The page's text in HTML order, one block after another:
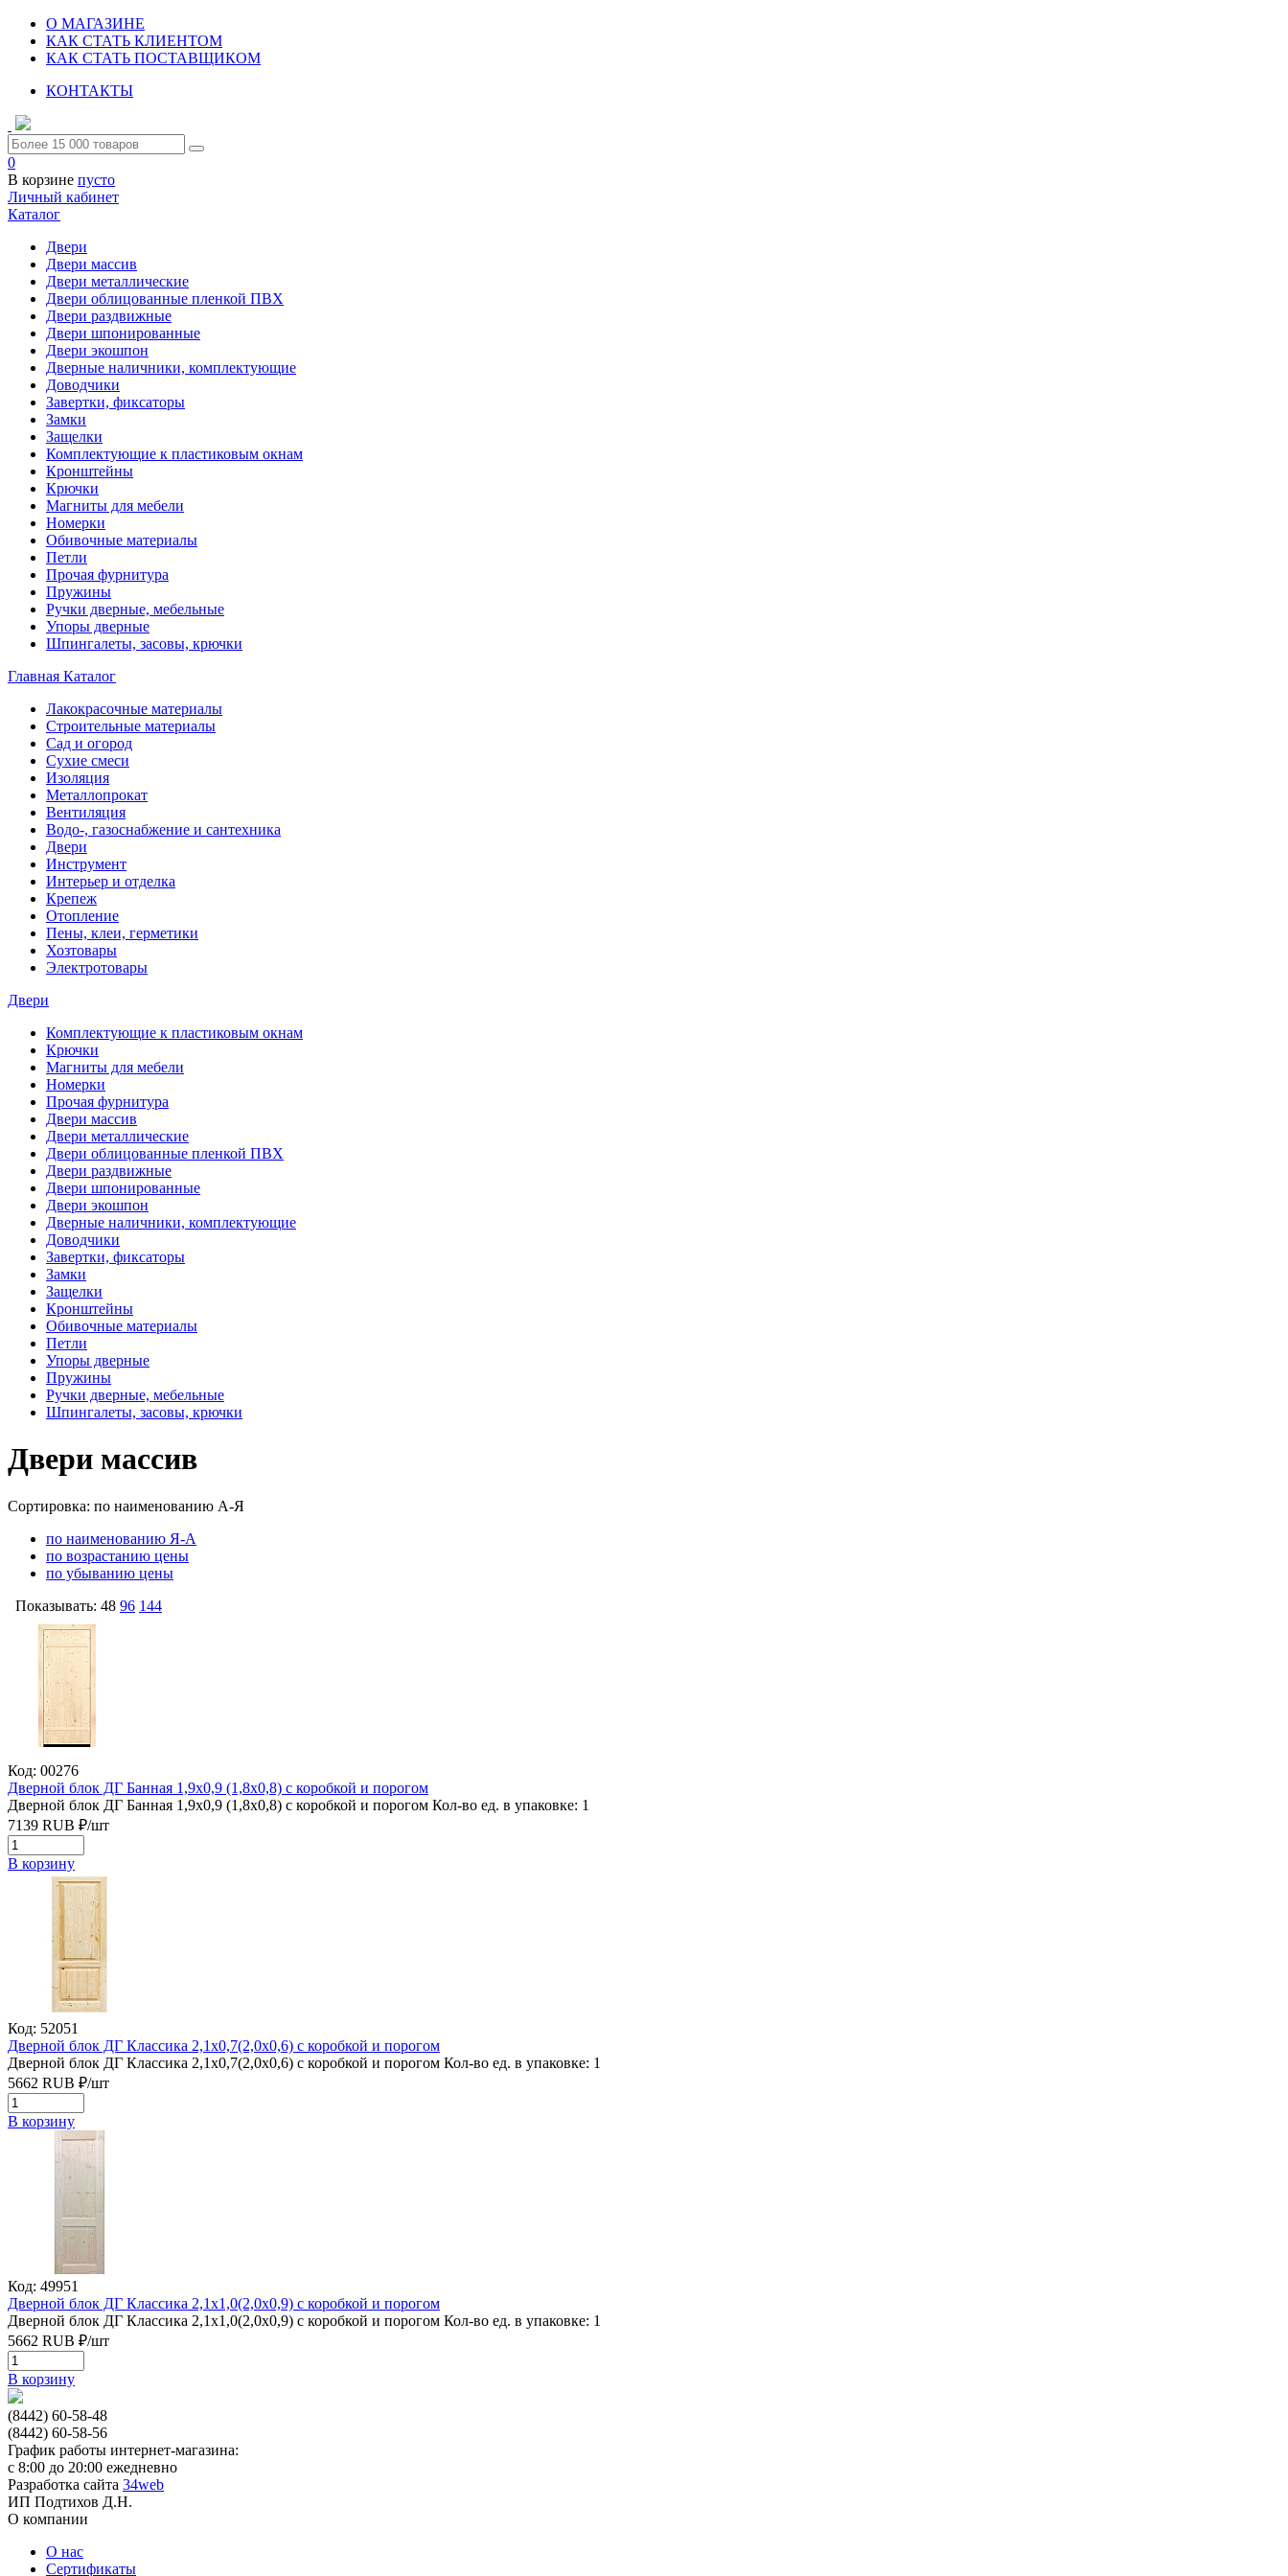
О МАГАЗИНЕ
КАК СТАТЬ КЛИЕНТОМ
КАК СТАТЬ ПОСТАВЩИКОМ
КОНТАКТЫ
0
В корзине пусто
Личный кабинет
Каталог
Двери
Двери массив
Двери металлические
Двери облицованные пленкой ПВХ
Двери раздвижные
Двери шпонированные
Двери экошпон
Дверные наличники, комплектующие
Доводчики
Завертки, фиксаторы
Замки
Защелки
Комплектующие к пластиковым окнам
Кронштейны
Крючки
Магниты для мебели
Номерки
Обивочные материалы
Петли
Прочая фурнитура
Пружины
Ручки дверные, мебельные
Упоры дверные
Шпингалеты, засовы, крючки
Главная Каталог
Лакокрасочные материалы
Строительные материалы
Сад и огород
Сухие смеси
Изоляция
Металлопрокат
Вентиляция
Водо-, газоснабжение и сантехника
Двери
Инструмент
Интерьер и отделка
Крепеж
Отопление
Пены, клеи, герметики
Хозтовары
Электротовары
Двери
Комплектующие к пластиковым окнам
Крючки
Магниты для мебели
Номерки
Прочая фурнитура
Двери массив
Двери металлические
Двери облицованные пленкой ПВХ
Двери раздвижные
Двери шпонированные
Двери экошпон
Дверные наличники, комплектующие
Доводчики
Завертки, фиксаторы
Замки
Защелки
Кронштейны
Обивочные материалы
Петли
Упоры дверные
Пружины
Ручки дверные, мебельные
Шпингалеты, засовы, крючки
Двери массив
Сортировка: по наименованию А-Я
по наименованию Я-А
по возрастанию цены
по убыванию цены
Показывать: 48 96 144
Код: 00276
Дверной блок ДГ Банная 1,9х0,9 (1,8х0,8) с коробкой и порогом
Дверной блок ДГ Банная 1,9х0,9 (1,8х0,8) с коробкой и порогом Кол-во ед. в упаковке: 1
7139 RUB ₽/шт
В корзину
Код: 52051
Дверной блок ДГ Классика 2,1х0,7(2,0х0,6) с коробкой и порогом
Дверной блок ДГ Классика 2,1х0,7(2,0х0,6) с коробкой и порогом Кол-во ед. в упаковке: 1
5662 RUB ₽/шт
В корзину
Код: 49951
Дверной блок ДГ Классика 2,1х1,0(2,0х0,9) с коробкой и порогом
Дверной блок ДГ Классика 2,1х1,0(2,0х0,9) с коробкой и порогом Кол-во ед. в упаковке: 1
5662 RUB ₽/шт
В корзину
(8442) 60-58-48
(8442) 60-58-56
График работы интернет-магазина:
с 8:00 до 20:00 ежедневно
Разработка сайта 34web
ИП Подтихов Д.Н.
О компании
О нас
Сертификаты